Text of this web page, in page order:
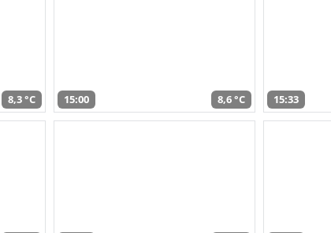
8,3 °C 15:00 8,6 °C 15:33